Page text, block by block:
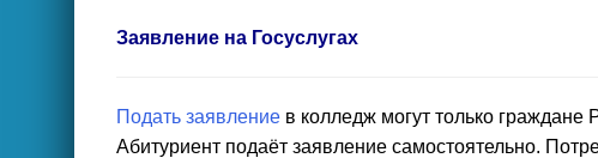
Заявление на Госуслугах
Подать заявление в колледж могут только
Абитуриент подаёт заявление самостоятельно.